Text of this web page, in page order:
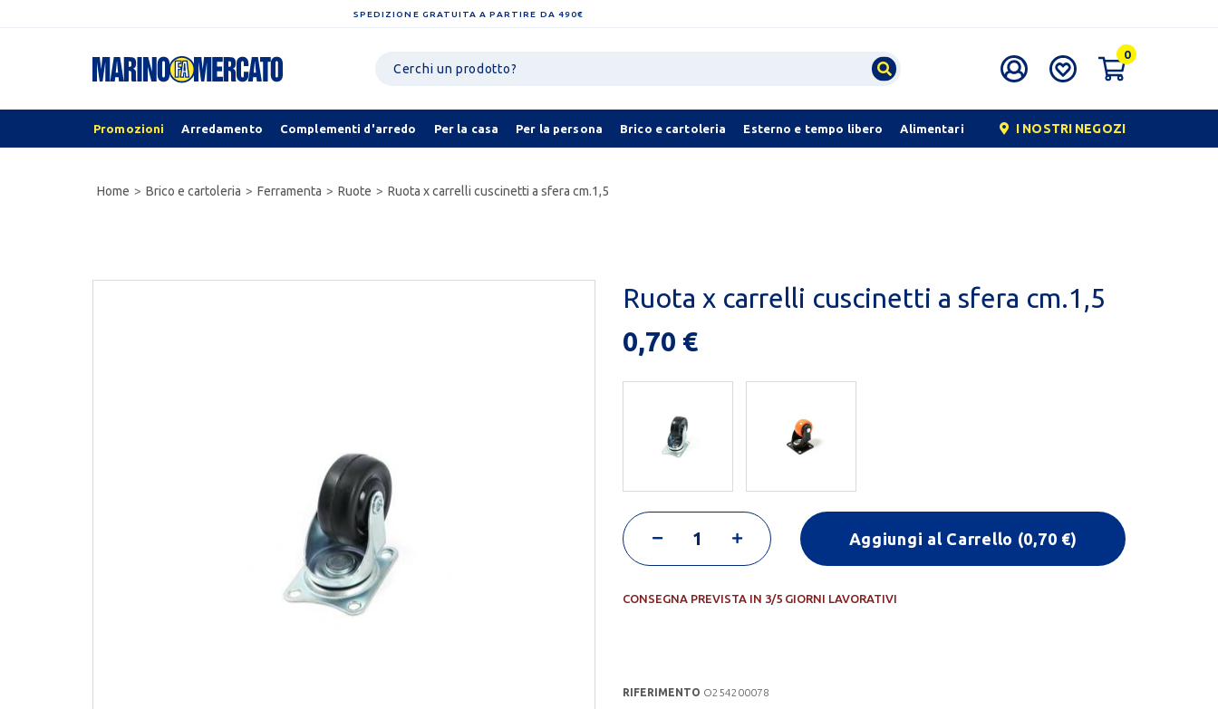
SPEDIZIONE GRATUITA A PARTIRE DA 490€
0
Promozioni Arredamento Complementi d'arredo Per la casa Per la persona Brico e cartoleria Esterno e tempo libero Alimentari I NOSTRI NEGOZI
Home Brico e cartoleria Ferramenta Ruote Ruota x carrelli cuscinetti a sfera cm.1,5
Ruota x carrelli cuscinetti a sfera cm.1,5
0,70 €
Aggiungi al Carrello (0,70 €)
CONSEGNA PREVISTA IN 3/5 GIORNI LAVORATIVI
RIFERIMENTO O254200078